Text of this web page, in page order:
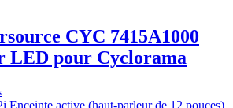
CYC 7415A1000
LED pour Cyclorama